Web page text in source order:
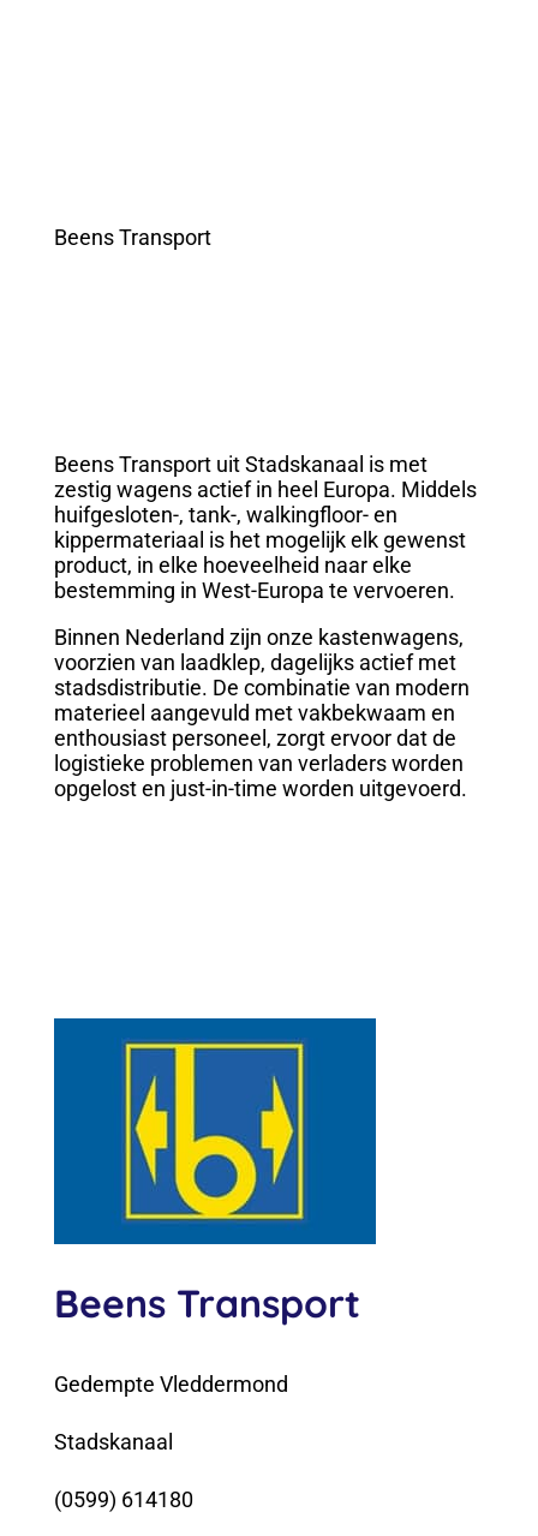
Beens Transport
Beens Transport uit Stadskanaal is met
zestig wagens actief in heel Europa. Middels
huifgesloten-, tank-, walkingfloor- en
kippermateriaal is het mogelijk elk gewenst
product, in elke hoeveelheid naar elke
bestemming in West-Europa te vervoeren.
Binnen Nederland zijn onze kastenwagens,
voorzien van laadklep, dagelijks actief met
stadsdistributie. De combinatie van modern
materieel aangevuld met vakbekwaam en
enthousiast personeel, zorgt ervoor dat de
logistieke problemen van verladers worden
opgelost en just-in-time worden uitgevoerd.
Beens Transport
Gedempte Vleddermond
Stadskanaal
(0599) 614180